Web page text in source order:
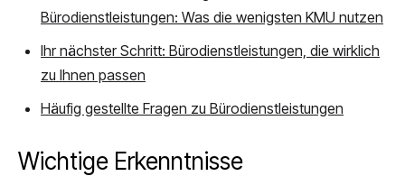
Bürodienstleistungen: Was die wenigsten KMU nutzen
Ihr nächster Schritt: Bürodienstleistungen, die wirklich
zu Ihnen passen
Häufig gestellte Fragen zu Bürodienstleistungen
Wichtige Erkenntnisse